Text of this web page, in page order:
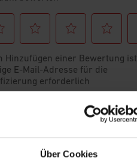
Über Cookies